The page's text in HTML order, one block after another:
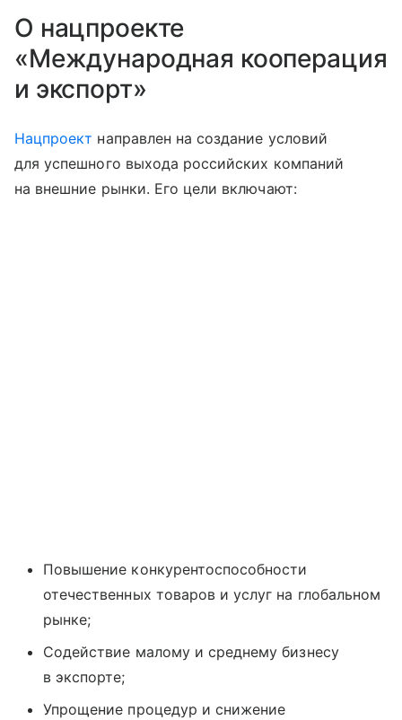
О нацпроекте
«Международная кооперация
и экспорт»
Нацпроект направлен на создание условий
для успешного выхода российских компаний
на внешние рынки. Его цели включают:
Повышение конкурентоспособности
отечественных товаров и услуг на глобальном
рынке;
Содействие малому и среднему бизнесу
в экспорте;
Упрощение процедур и снижение